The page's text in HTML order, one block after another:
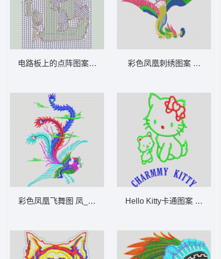
电路板上的点阵图案 卡通珠片图案
彩色凤凰飞舞图 凤_吉祥龙凤花版图案
彩色凤凰刺绣图案 凤凰
Hello Kitty卡通图案 Hello